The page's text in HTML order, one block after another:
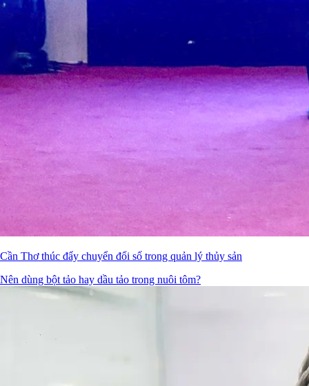
Cần Thơ thúc đẩy chuyển đổi số trong quản lý thủy sản
Nên dùng bột tảo hay dầu tảo trong nuôi tôm?